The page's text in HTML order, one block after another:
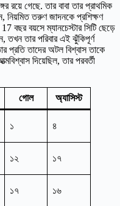
রয়ে গেছে. তার বাবা তার প্রাথমিক
নিয়মিত তরুণ জাদনকে প্রশিক্ষণ
বছর বয়সে ম্যানচেস্টার সিটি ছেড়ে
তখন তার পরিবার এই ঝুঁকিপূর্ণ
প্রতি তাদের অটল বিশ্বাস তাকে
দিয়েছিল, তার পরবর্তী
গোল অ্যাসিস্ট
১ ৪
১২ ১৭
১৭ ১৬